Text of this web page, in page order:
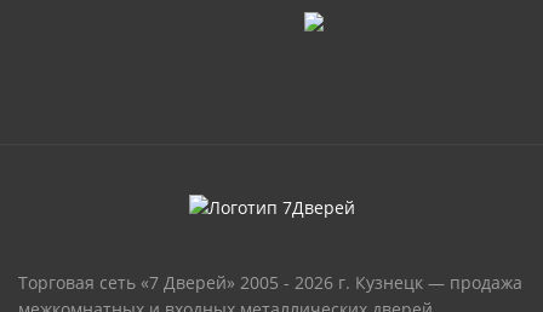
Торговая сеть «7 Дверей» 2005 - 2026 г. Кузнецк — продажа